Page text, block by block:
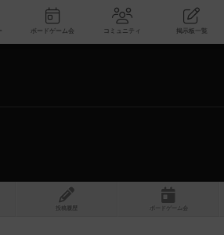
新着レビュー ボードゲーム会 コミュニティ
投稿履歴 ボ ドゲ ーム